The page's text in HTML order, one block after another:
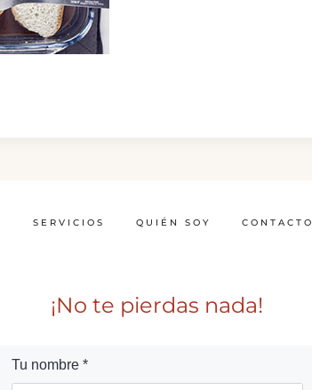
SERVICIOS QUIÉN SOY CONTACTO
¡No te pierdas nada!
Tu nombre *